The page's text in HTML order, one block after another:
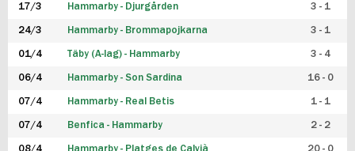
FUTSAL HERR
FUTSAL DAM
17/3 Hammarby - Djurgården 3 - 1
24/3 Hammarby - Brommapojkarna 3 - 1
01/4 Täby (A-lag) - Hammarby 3 - 4
06/4 Hammarby - Son Sardina 16 - 0
07/4 Hammarby - Real Betis 1 - 1
07/4 Benfica - Hammarby 2 - 2